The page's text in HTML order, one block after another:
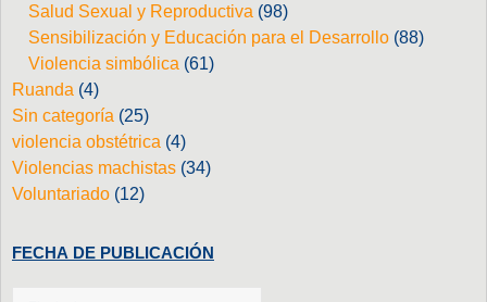
Salud Sexual y Reproductiva (98)
Sensibilización y Educación para el Desarrollo (88)
Violencia simbólica (61)
Ruanda (4)
Sin categoría (25)
violencia obstétrica (4)
Violencias machistas (34)
Voluntariado (12)
FECHA DE PUBLICACIÓN